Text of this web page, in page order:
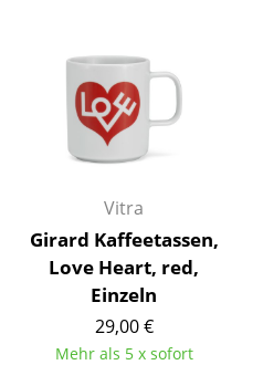
Outdoor-Leuchten
Akkuleuchten
... alle Leuchten
Doppelbetten
Einzelbetten
Stapelbetten
Vitra
Girard Kaffeetassen,
Love Heart, red,
Einzeln
29,00 €
Mehr als 5 x sofort